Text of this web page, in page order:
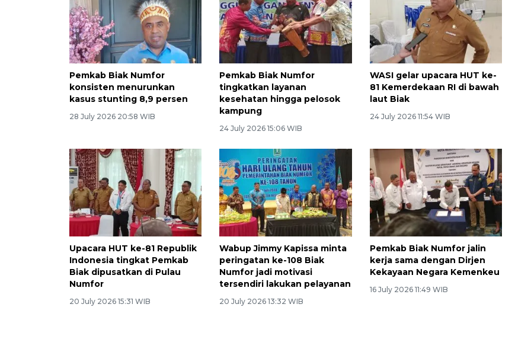
Pemkab Biak Numfor
konsisten menurunkan
kasus stunting 8,9 persen
28 July 2026 20:58 WIB
Pemkab Biak Numfor
tingkatkan layanan
kesehatan hingga pelosok
kampung
24 July 2026 15:06 WIB
WASI gelar upacara HUT ke-
81 Kemerdekaan RI di bawah
laut Biak
24 July 2026 11:54 WIB
Upacara HUT ke-81 Republik
Indonesia tingkat Pemkab
Biak dipusatkan di Pulau
Numfor
20 July 2026 15:31 WIB
Wabup Jimmy Kapissa minta
peringatan ke-108 Biak
Numfor jadi motivasi
tersendiri lakukan pelayanan
20 July 2026 13:32 WIB
Pemkab Biak Numfor jalin
kerja sama dengan Dirjen
Kekayaan Negara Kemenkeu
16 July 2026 11:49 WIB